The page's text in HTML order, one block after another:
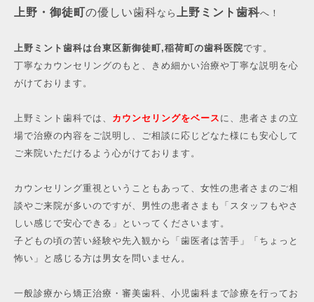
上野・御徒町の優しい歯科なら 上野ミント歯科へ！
上野ミント歯科は台東区新御徒町,稲荷町の歯科医院です。
丁寧なカウンセリングのもと、きめ細かい治療や丁寧な説明を心
がけております。
上野ミント歯科では、 カウンセリングをベース に、患者さまの立
場で治療の内容をご説明し、ご相談に応じどなた様にも安心して
ご来院いただけるよう心がけております。
カウンセリング重視ということもあって、女性の患者さまのご相
談やご来院が多いのですが、男性の患者さまも「スタッフもやさ
しい感じで安心できる」といってくださいます。
子どもの頃の苦い経験や先入観から「歯医者は苦手」「ちょっと
怖い」と感じる方は男女を問いません。
一般診療から矯正治療・審美歯科、小児歯科まで診療を行ってお